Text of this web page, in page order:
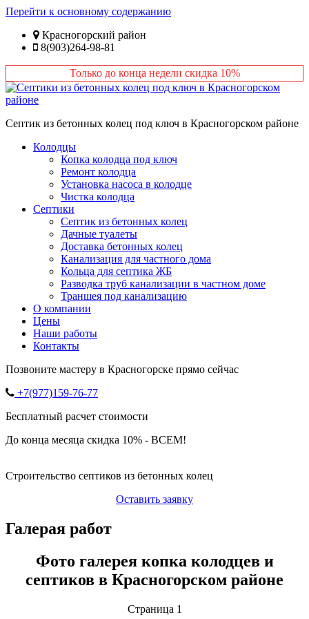
Перейти к основному содержанию
Красногорский район
8(903)264-98-81
Только до конца недели скидка 10%
Септик из бетонных колец под ключ в Красногорском районе
Колодцы
Копка колодца под ключ
Ремонт колодца
Установка насоса в колодце
Чистка колодца
Септики
Септик из бетонных колец
Дачные туалеты
Доставка бетонных колец
Канализация для частного дома
Кольца для септика ЖБ
Разводка труб канализации в частном доме
Траншея под канализацию
О компании
Цены
Наши работы
Контакты
Позвоните мастеру в Красногорске прямо сейчас
+7(977)159-76-77
Бесплатный расчет стоимости
До конца месяца скидка 10% - ВСЕМ!
Строительство септиков из бетонных колец
Оставить заявку
Галерая работ
Фото галерея копка колодцев и
септиков в Красногорском районе
Страница 1